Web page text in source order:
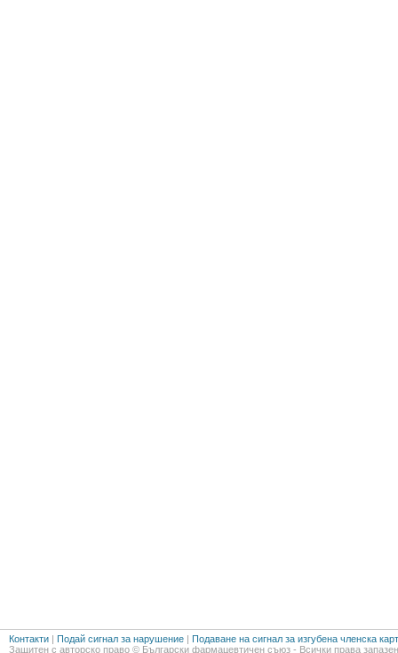
Контакти | Подай сигнал за нарушение | Подаване на сигнал за изгубена членска
Защитен с авторско право © Български фармацевтичен съюз - Всички права